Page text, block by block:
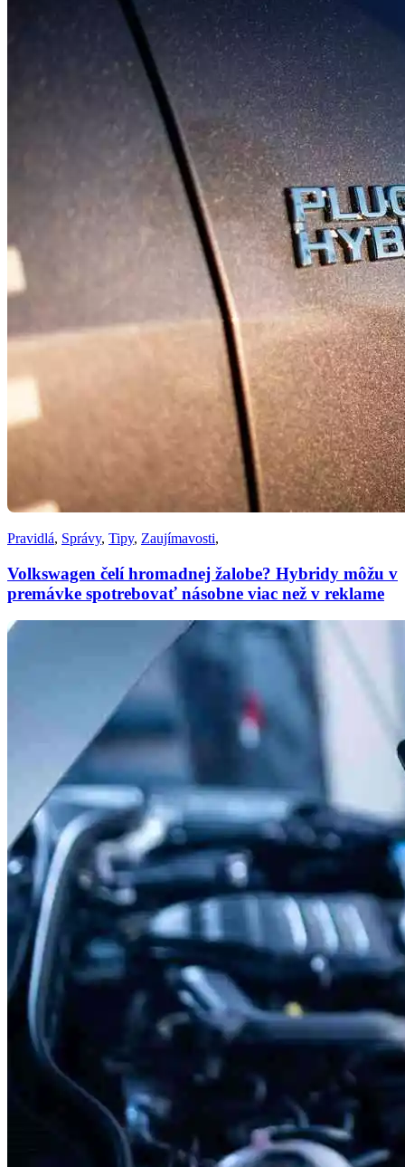
Pravidlá, Správy, Tipy, Zaujímavosti,
Volkswagen čelí hromadnej žalobe? Hybridy môžu v
premávke spotrebovať násobne viac než v reklame